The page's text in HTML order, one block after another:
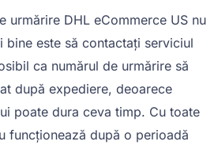
urmărire DHL eCommerce US nu
bine este să contactați serviciul
ca numărul de urmărire să
după expediere, deoarece
poate dura ceva timp. Cu toate
funcționează după o perioadă